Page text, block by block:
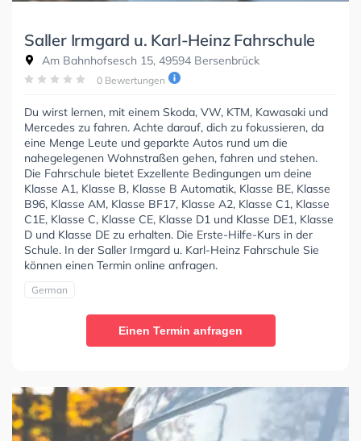
Saller Irmgard u. Karl-Heinz Fahrschule
Am Bahnhofsesch 15, 49594 Bersenbrück
0 Bewertungen
Du wirst lernen, mit einem Skoda, VW, KTM, Kawasaki und
Mercedes zu fahren. Achte darauf, dich zu fokussieren, da
eine Menge Leute und geparkte Autos rund um die
nahegelegenen Wohnstraßen gehen, fahren und stehen.
Die Fahrschule bietet Exzellente Bedingungen um deine
Klasse A1, Klasse B, Klasse B Automatik, Klasse BE, Klasse
B96, Klasse AM, Klasse BF17, Klasse A2, Klasse C1, Klasse
C1E, Klasse C, Klasse CE, Klasse D1 und Klasse DE1, Klasse
D und Klasse DE zu erhalten. Die Erste-Hilfe-Kurs in der
Schule. In der Saller Irmgard u. Karl-Heinz Fahrschule Sie
können einen Termin online anfragen.
German
Einen Termin anfragen